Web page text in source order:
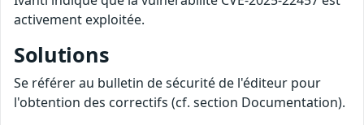
activement exploitée.
Solutions
Se référer au bulletin de sécurité de l'éditeur pour
l'obtention des correctifs (cf. section Documentation).